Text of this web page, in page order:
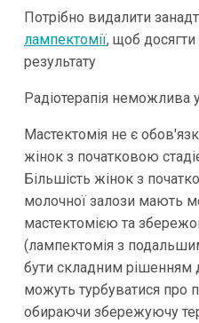
Потрібно видалити
лампектомії, щоб
результату
Радіотерапія неможлива
Мастектомія не є
жінок з початковою
Більшість жінок з
молочної залози мають
мастектомією та
(лампектомія з
бути складним рішенням
можуть турбуватися про
обираючи збережуючу